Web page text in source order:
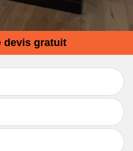
devis gratuit